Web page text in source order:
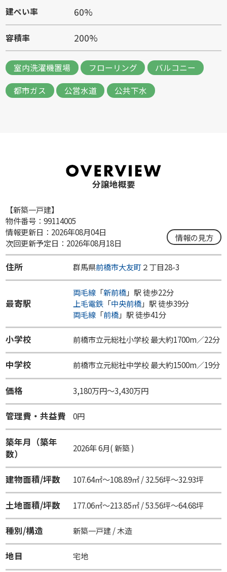
建ぺい率 60%
容積率 200%
室内洗濯機置場 フローリング
バルコニー
都市ガス
公営水道 公共下水
分譲地概要
【新築一戸建】
物件番号：99114005
情報更新日：2026年08月04日
次回更新予定日：2026年08月18日
情報の見方
住所 群馬県前橋市大友町２丁目28-3
最寄駅
両毛線「新前橋」駅 徒歩22分
上毛電鉄「中央前橋」駅 徒歩39分
両毛線「前橋」駅 徒歩41分
小学校 前橋市立元総社小学校 最大約1700m／22分
中学校 前橋市立元総社中学校 最大約1500m／19分
価格 3,180万円～3,430万円
管理費・共益費 0円
築年月（築年
数）
2026年 6月( 新築 )
建物面積/坪数 107.64㎡～108.89㎡ / 32.56坪～32.93坪
土地面積/坪数 177.06㎡～213.85㎡ / 53.56坪～64.68坪
種別/構造 新築一戸建 / 木造
地目 宅地